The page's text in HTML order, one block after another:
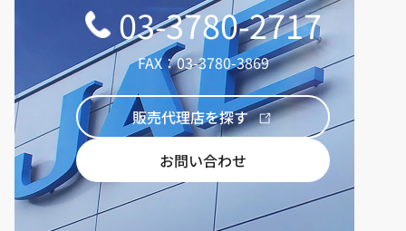
03-3780-2717
FAX：03-3780-3869
販売代理店を探す
お問い合わせ